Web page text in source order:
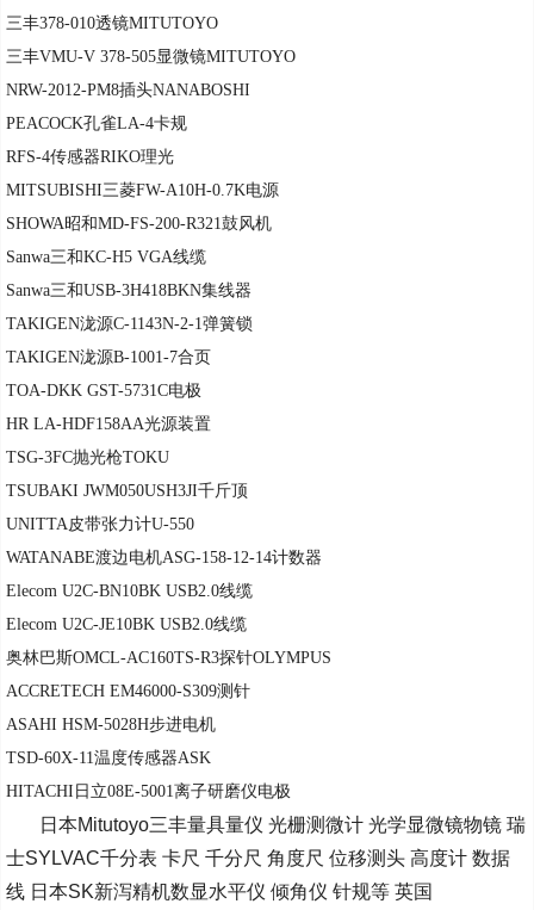
三丰378-010透镜MITUTOYO
三丰VMU-V 378-505显微镜MITUTOYO
NRW-2012-PM8插头NANABOSHI
PEACOCK孔雀LA-4卡规
RFS-4传感器RIKO理光
MITSUBISHI三菱FW-A10H-0.7K电源
SHOWA昭和MD-FS-200-R321鼓风机
Sanwa三和KC-H5 VGA线缆
Sanwa三和USB-3H418BKN集线器
TAKIGEN泷源C-1143N-2-1弹簧锁
TAKIGEN泷源B-1001-7合页
TOA-DKK GST-5731C电极
HR LA-HDF158AA光源装置
TSG-3FC抛光枪TOKU
TSUBAKI JWM050USH3JI千斤顶
UNITTA皮带张力计U-550
WATANABE渡边电机ASG-158-12-14计数器
Elecom U2C-BN10BK USB2.0线缆
Elecom U2C-JE10BK USB2.0线缆
奥林巴斯OMCL-AC160TS-R3探针OLYMPUS
ACCRETECH EM46000-S309测针
ASAHI HSM-5028H步进电机
TSD-60X-11温度传感器ASK
HITACHI日立08E-5001离子研磨仪电极
日本Mitutoyo三丰量具量仪 光栅测微计 光学显微镜物镜 瑞
士SYLVAC千分表 卡尺 千分尺 角度尺 位移测头 高度计 数据
线 日本SK新泻精机数显水平仪 倾角仪 针规等 英国